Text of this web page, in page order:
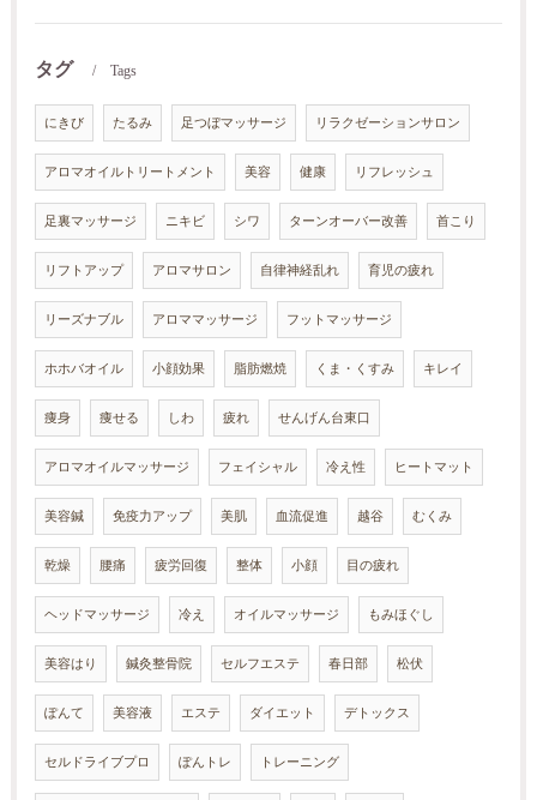
タグ Tags
にきび たるみ 足つぼマッサージ リラクゼーションサロン
アロマオイルトリートメント 美容 健康 リフレッシュ
足裏マッサージ ニキビ シワ ターンオーバー改善 首こり
リフトアップ アロマサロン 自律神経乱れ 育児の疲れ
リーズナブル アロママッサージ フットマッサージ
ホホバオイル 小顔効果 脂肪燃焼 くま・くすみ キレイ
痩身 痩せる しわ 疲れ せんげん台東口
アロマオイルマッサージ フェイシャル 冷え性 ヒートマット
美容鍼 免疫力アップ 美肌 血流促進 越谷 むくみ
乾燥 腰痛 疲労回復 整体 小顔 目の疲れ
ヘッドマッサージ 冷え オイルマッサージ もみほぐし
美容はり 鍼灸整骨院 セルフエステ 春日部 松伏
ぽんて 美容液 エステ ダイエット デトックス
セルドライブプロ ぽんトレ トレーニング